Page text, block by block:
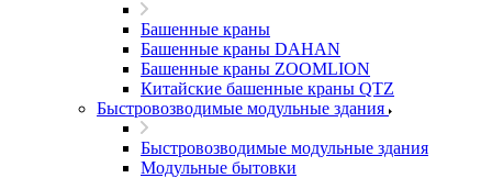
Башенные краны
Башенные краны DAHAN
Башенные краны ZOOMLION
Китайские башенные краны QTZ
Быстровозводимые модульные здания
Быстровозводимые модульные здания
Модульные бытовки